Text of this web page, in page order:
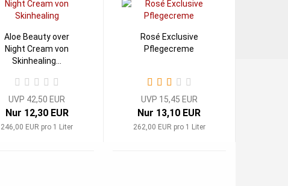
Aloe Beauty over
Night Cream von
Skinhealing...
UVP 42,50 EUR
Nur 12,30 EUR
246,00 EUR pro 1 Liter
Rosé Exclusive
Pflegecreme
UVP 15,45 EUR
Nur 13,10 EUR
262,00 EUR pro 1 Liter